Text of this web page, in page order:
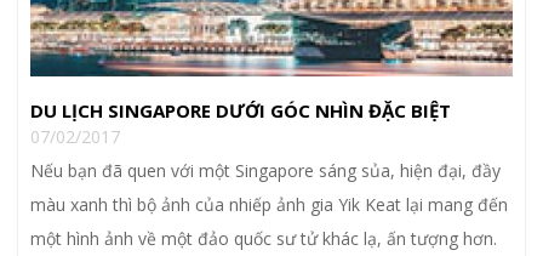
DU LỊCH SINGAPORE DƯỚI GÓC NHÌN ĐẶC BIỆT
07/02/2017
Nếu bạn đã quen với một Singapore sáng sủa, hiện đại, đầy
màu xanh thì bộ ảnh của nhiếp ảnh gia Yik Keat lại mang đến
một hình ảnh về một đảo quốc sư tử khác lạ, ấn tượng hơn.